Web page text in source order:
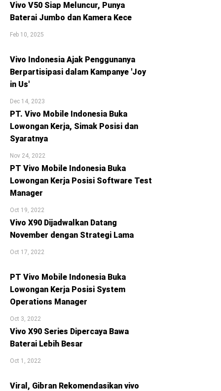
Vivo V50 Siap Meluncur, Punya
Baterai Jumbo dan Kamera Kece
Feb 10, 2025
Vivo Indonesia Ajak Penggunanya
Berpartisipasi dalam Kampanye 'Joy
in Us'
Dec 14, 2023
PT. Vivo Mobile Indonesia Buka
Lowongan Kerja, Simak Posisi dan
Syaratnya
Nov 24, 2022
PT Vivo Mobile Indonesia Buka
Lowongan Kerja Posisi Software Test
Manager
Oct 19, 2022
Vivo X90 Dijadwalkan Datang
November dengan Strategi Lama
Oct 17, 2022
PT Vivo Mobile Indonesia Buka
Lowongan Kerja Posisi System
Operations Manager
Oct 3, 2022
Vivo X90 Series Dipercaya Bawa
Baterai Lebih Besar
Oct 1, 2022
Viral, Gibran Rekomendasikan vivo